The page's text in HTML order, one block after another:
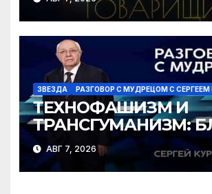
ЗВЕЗДА РАЗГОВОР С МУДРЕЦОМ С
ТЕХНОФАШИЗМ И
ТРАНСГУМАНИЗМ:
НИЩЕТА
АВГ 7, 2026